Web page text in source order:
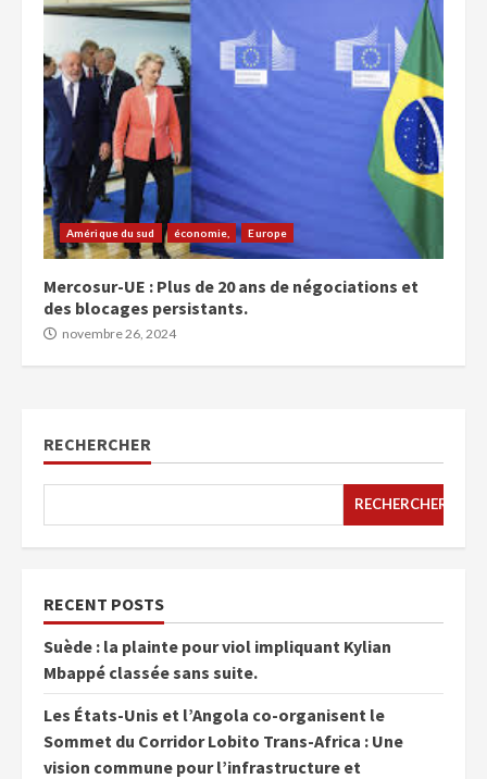
Amérique du sud économie, Europe
Mercosur-UE : Plus de 20 ans de négociations et
des blocages persistants.
novembre 26, 2024
RECHERCHER
RECHERCHER
RECENT POSTS
Suède : la plainte pour viol impliquant Kylian
Mbappé classée sans suite.
Les États-Unis et l’Angola co-organisent le
Sommet du Corridor Lobito Trans-Africa : Une
vision commune pour l’infrastructure et